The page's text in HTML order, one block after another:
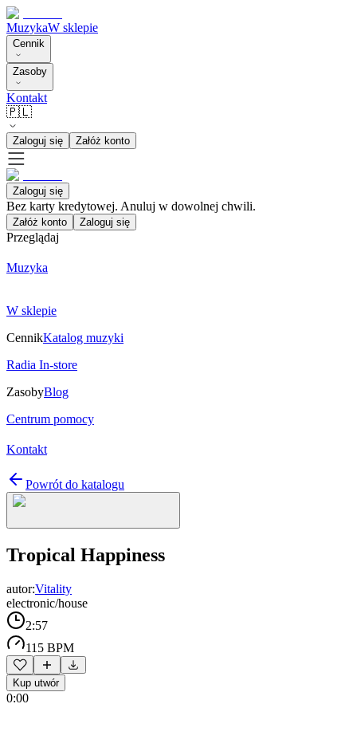
MuzykaW sklepie
Cennik
Zasoby
Kontakt
🇵🇱
Zaloguj się Załóż konto
Zaloguj się
Bez karty kredytowej. Anuluj w dowolnej chwili.
Załóż konto Zaloguj się
Przeglądaj
Muzyka
W sklepie
CennikKatalog muzyki
Radia In-store
ZasobyBlog
Centrum pomocy
Kontakt
Powrót do katalogu
Tropical Happiness
autor:Vitality
electronic/house
2:57
115 BPM
Kup utwór
0:00